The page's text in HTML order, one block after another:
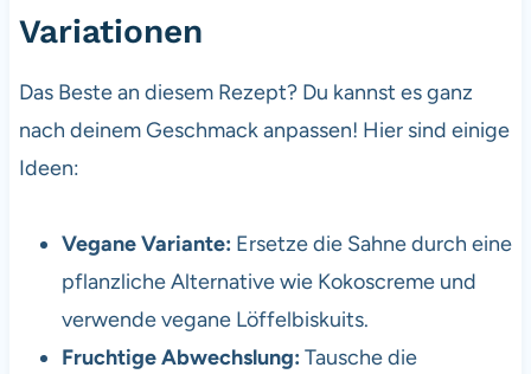
Variationen
Das Beste an diesem Rezept? Du kannst es ganz
nach deinem Geschmack anpassen! Hier sind einige
Ideen:
Vegane Variante: Ersetze die Sahne durch eine
pflanzliche Alternative wie Kokoscreme und
verwende vegane Löffelbiskuits.
Fruchtige Abwechslung: Tausche die